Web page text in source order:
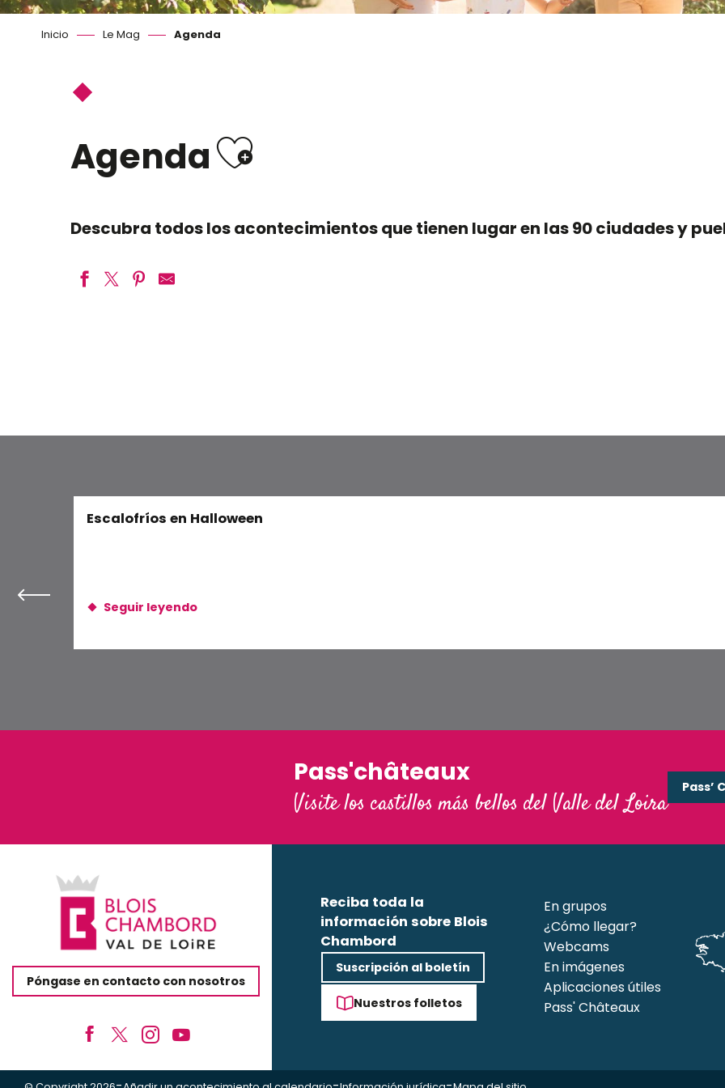
Inicio Le Mag Agenda
AgendaAjouter aux favoris
Descubra todos los acontecimientos que tienen lugar en las 90 ciudades y
Escalofríos en Halloween
Seguir leyendo
Pass'châteaux
Visite los castillos más bellos del Valle del Loira
Pass’
Póngase en contacto con nosotros
Reciba toda la
información sobre Blois
Chambord
Suscripción al boletín
Nuestros folletos
En grupos
¿Cómo llegar?
Webcams
En imágenes
Aplicaciones útiles
Pass' Châteaux